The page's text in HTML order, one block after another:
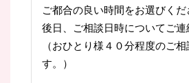
ご都合の良い時間をお選びくだ
後日、ご相談日時についてご連
（おひとり様４０分程度のご
す。）